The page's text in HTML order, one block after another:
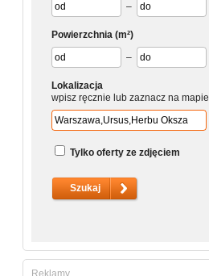
–
Powierzchnia (m²)
–
Lokalizacja
wpisz ręcznie lub zaznacz na mapie
Tylko oferty ze zdjęciem
Reklamy